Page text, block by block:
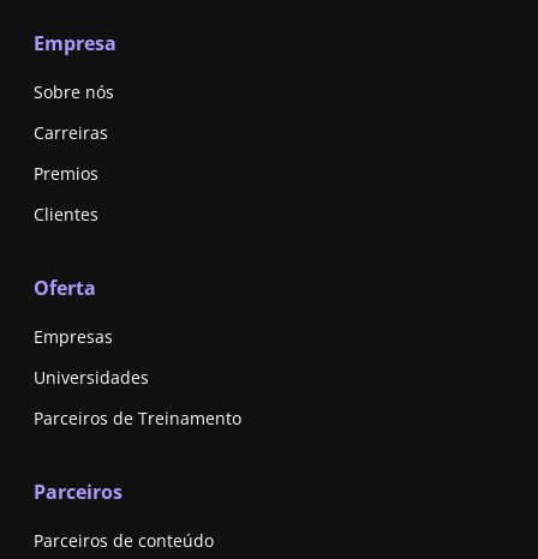
Empresa
Sobre nós
Carreiras
Premios
Clientes
Oferta
Empresas
Universidades
Parceiros de Treinamento
Parceiros
Parceiros de conteúdo